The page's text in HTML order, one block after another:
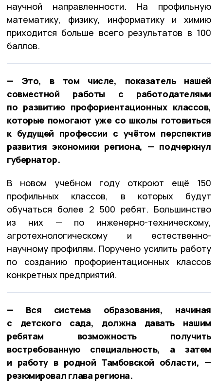
научной направленности. На профильную
математику, физику, информатику и химию
приходится больше всего результатов в 100
баллов.
— Это, в том числе, показатель нашей
совместной работы с работодателями
по развитию профориентационных классов,
которые помогают уже со школы готовиться
к будущей профессии с учётом перспектив
развития экономики региона, — подчеркнул
губернатор.
В новом учебном году откроют ещё 150
профильных классов, в которых будут
обучаться более 2 500 ребят. Большинство
из них — по инженерно-техническому,
агротехнологическому и естественно-
научному профилям. Поручено усилить работу
по созданию профориентационных классов
конкретных предприятий.
— Вся система образования, начиная
с детского сада, должна давать нашим
ребятам возможность получить
востребованную специальность, а затем
и работу в родной Тамбовской области, —
резюмировал глава региона.